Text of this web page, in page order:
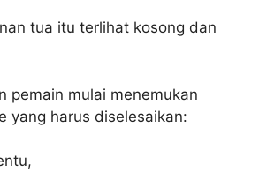
tua itu terlihat kosong dan
pemain mulai menemukan
yang harus diselesaikan: